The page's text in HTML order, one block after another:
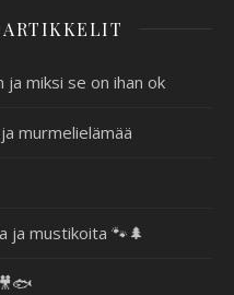
miksi se on ihan ok
murmelielämää
ja mustikoita 🐾🌲